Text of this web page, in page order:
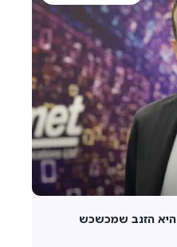
"יש להימנע ממצב שה-AI היא הזנב שמכשכש